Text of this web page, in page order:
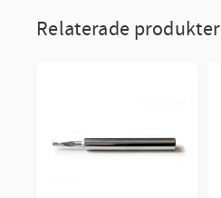
Relaterade produkter